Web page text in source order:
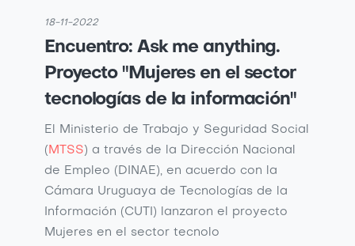
18-11-2022
Encuentro: Ask me anything.
Proyecto "Mujeres en el sector
tecnologías de la información"
El Ministerio de Trabajo y Seguridad Social
( MTSS ) a través de la Dirección Nacional
de Empleo (DINAE), en acuerdo con la
Cámara Uruguaya de Tecnologías de la
Información (CUTI) lanzaron el proyecto
Mujeres en el sector tecnolo